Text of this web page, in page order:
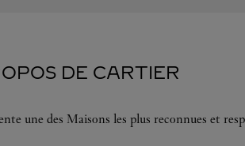
DE CARTIER
une des Maisons les plus reconnues et